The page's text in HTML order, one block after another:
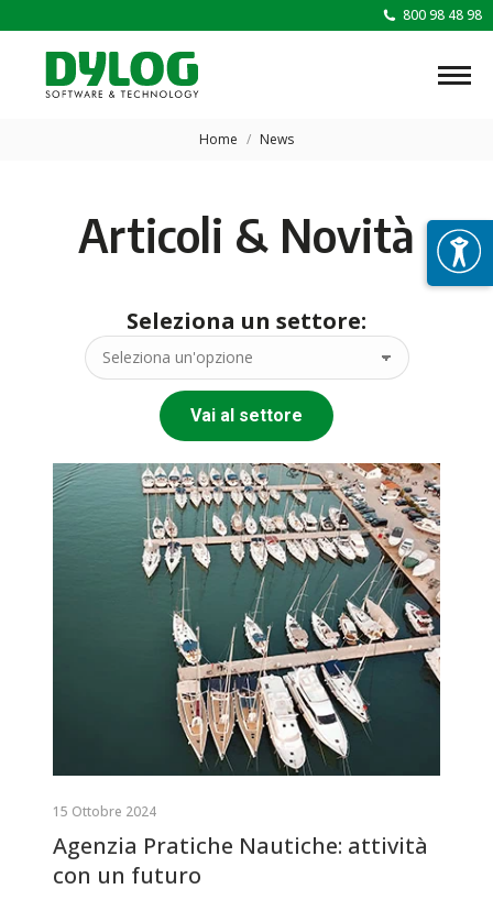
800 98 48 98
Tu sei qui:
Home News
Articoli & Novità
Seleziona un settore:
Vai al settore
15 Ottobre 2024
Agenzia Pratiche Nautiche: attività
con un futuro